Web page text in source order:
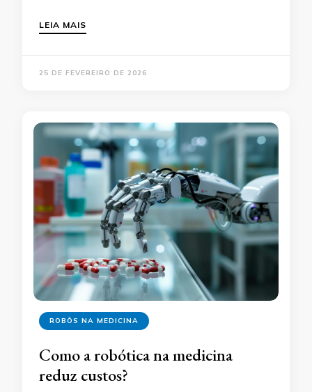
LEIA MAIS
25 DE FEVEREIRO DE 2026
ROBÔS NA MEDICINA
Como a robótica na medicina
reduz custos?